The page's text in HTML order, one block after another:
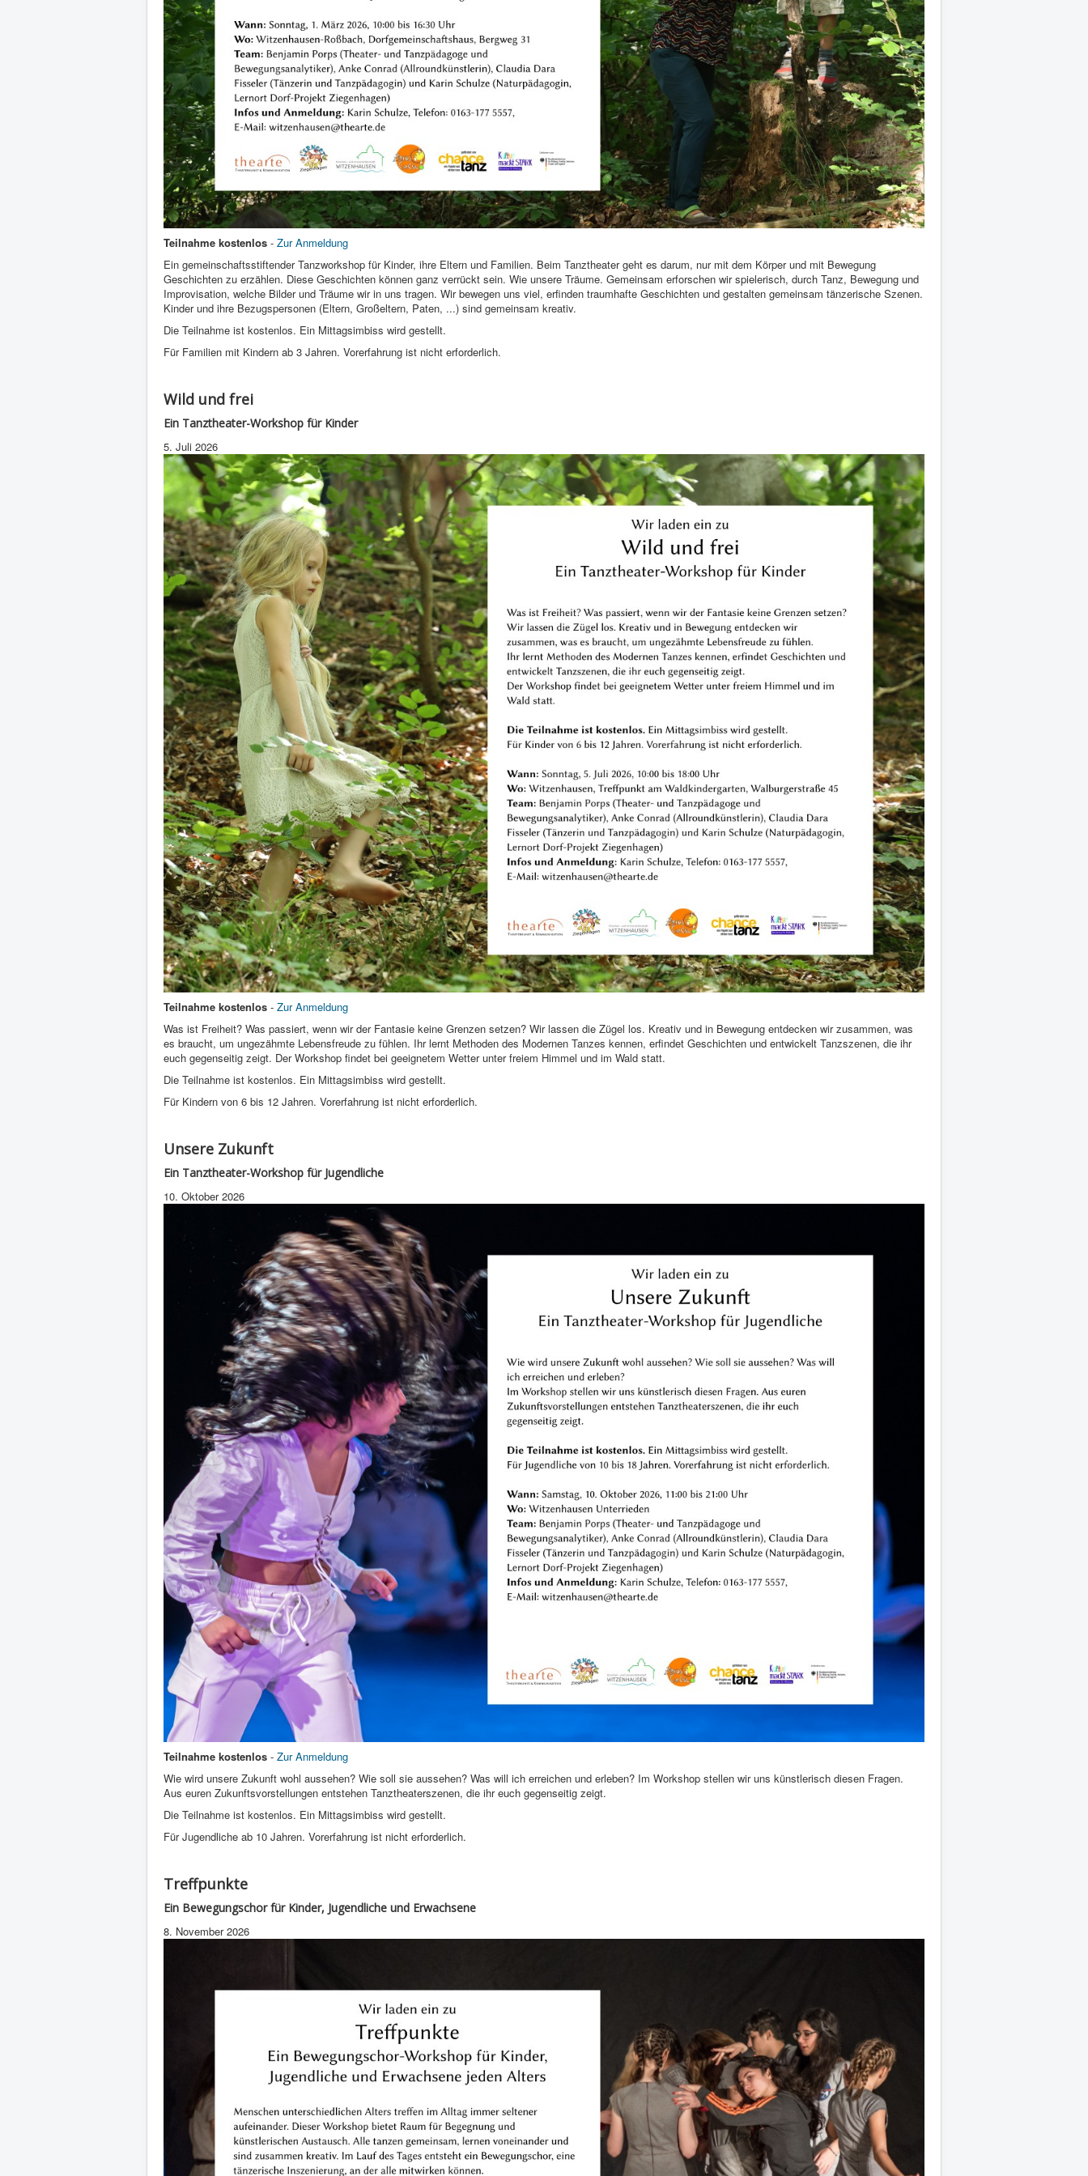
Teilnahme kostenlos - Zur Anmeldung
Ein gemeinschaftsstiftender Tanzworkshop für Kinder, ihre Eltern und Familien. Beim Tanztheater geht es darum, nur mit dem Körper und mit Bewegung
Geschichten zu erzählen. Diese Geschichten können ganz verrückt sein. Wie unsere Träume. Gemeinsam erforschen wir spielerisch, durch Tanz, Bewegung und
Improvisation, welche Bilder und Träume wir in uns tragen. Wir bewegen uns viel, erfinden traumhafte Geschichten und gestalten gemeinsam tänzerische Szenen.
Kinder und ihre Bezugspersonen (Eltern, Großeltern, Paten, ...) sind gemeinsam kreativ.
Die Teilnahme ist kostenlos. Ein Mittagsimbiss wird gestellt.
Für Familien mit Kindern ab 3 Jahren. Vorerfahrung ist nicht erforderlich.
Wild und frei
Ein Tanztheater-Workshop für Kinder
5. Juli 2026
Teilnahme kostenlos - Zur Anmeldung
Was ist Freiheit? Was passiert, wenn wir der Fantasie keine Grenzen setzen? Wir lassen die Zügel los. Kreativ und in Bewegung entdecken wir zusammen, was
es braucht, um ungezähmte Lebensfreude zu fühlen. Ihr lernt Methoden des Modernen Tanzes kennen, erfindet Geschichten und entwickelt Tanzszenen, die ihr
euch gegenseitig zeigt. Der Workshop findet bei geeignetem Wetter unter freiem Himmel und im Wald statt.
Die Teilnahme ist kostenlos. Ein Mittagsimbiss wird gestellt.
Für Kindern von 6 bis 12 Jahren. Vorerfahrung ist nicht erforderlich.
Unsere Zukunft
Ein Tanztheater-Workshop für Jugendliche
10. Oktober 2026
Teilnahme kostenlos - Zur Anmeldung
Wie wird unsere Zukunft wohl aussehen? Wie soll sie aussehen? Was will ich erreichen und erleben? Im Workshop stellen wir uns künstlerisch diesen Fragen.
Aus euren Zukunftsvorstellungen entstehen Tanztheaterszenen, die ihr euch gegenseitig zeigt.
Die Teilnahme ist kostenlos. Ein Mittagsimbiss wird gestellt.
Für Jugendliche ab 10 Jahren. Vorerfahrung ist nicht erforderlich.
Treffpunkte
Ein Bewegungschor für Kinder, Jugendliche und Erwachsene
8. November 2026